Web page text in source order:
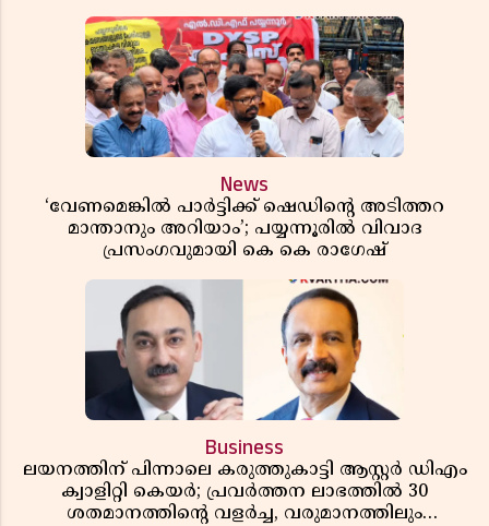
News
‘വേണമെങ്കിൽ പാർട്ടിക്ക് ഷെഡിൻ്റെ അടിത്തറ
മാന്താനും അറിയാം’; പയ്യന്നൂരിൽ വിവാദ
പ്രസംഗവുമായി കെ കെ രാഗേഷ്
Business
ലയനത്തിന് പിന്നാലെ കരുത്തുകാട്ടി ആസ്റ്റർ ഡിഎം
ക്വാളിറ്റി കെയർ; പ്രവർത്തന ലാഭത്തിൽ 30
ശതമാനത്തിൻ്റെ വളർച്ച, വരുമാനത്തിലും